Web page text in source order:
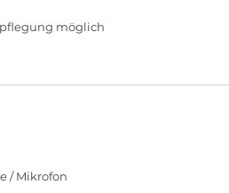
möglich
/ Mikrofon